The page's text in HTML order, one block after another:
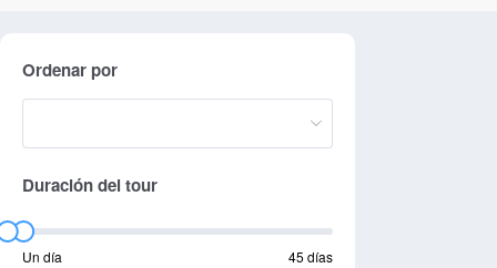
Ordenar por
Duración del tour
Un día 45 días